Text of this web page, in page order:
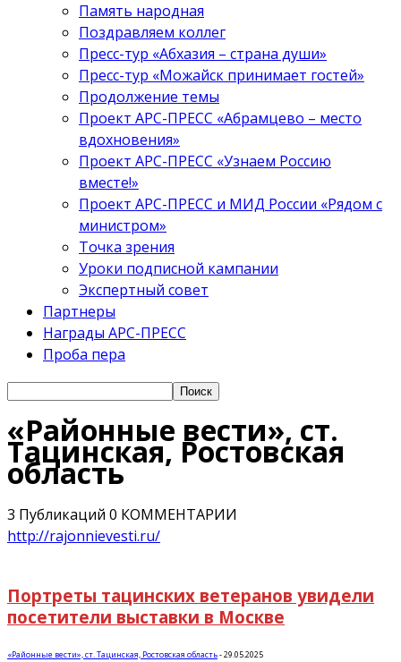
Память народная
Поздравляем коллег
Пресс-тур «Абхазия – страна души»
Пресс-тур «Можайск принимает гостей»
Продолжение темы
Проект АРС-ПРЕСС «Абрамцево – место
вдохновения»
Проект АРС-ПРЕСС «Узнаем Россию
вместе!»
Проект АРС-ПРЕСС и МИД России «Рядом с
министром»
Точка зрения
Уроки подписной кампании
Экспертный совет
Партнеры
Награды АРС-ПРЕСС
Проба пера
«Районные вести», ст.
Тацинская, Ростовская
область
3 Публикаций 0 КОММЕНТАРИИ
http://rajonnievesti.ru/
Портреты тацинских ветеранов увидели
посетители выставки в Москве
«Районные вести», ст. Тацинская, Ростовская область-29.05.2025